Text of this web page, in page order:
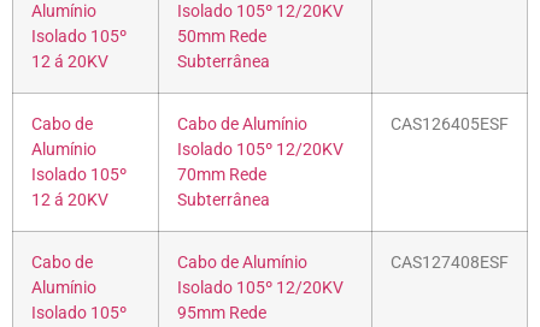
Alumínio
Isolado 105º
12 á 20KV
Isolado 105º 12/20KV
50mm Rede
Subterrânea
Cabo de
Alumínio
Isolado 105º
12 á 20KV
Cabo de Alumínio
Isolado 105º 12/20KV
70mm Rede
Subterrânea
CAS126405ESF
Cabo de
Alumínio
Isolado 105º
Cabo de Alumínio
Isolado 105º 12/20KV
95mm Rede
CAS127408ESF